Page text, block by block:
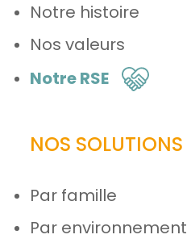
Notre histoire
Nos valeurs
Notre RSE
NOS SOLUTIONS
Par famille
Par environnement